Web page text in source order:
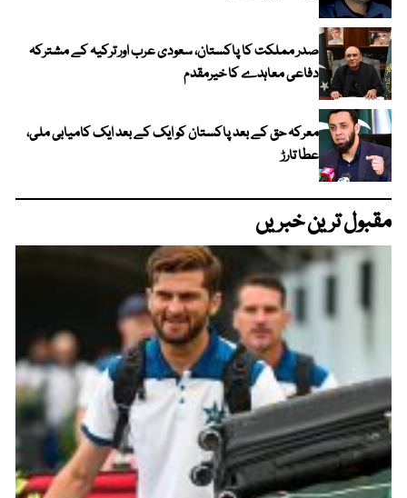
صدر مملکت کا پاکستان، سعودی عرب اور ترکیہ کے مشترکہ
دفاعی معاہدے کا خیرمقدم
معرکہ حق کے بعد پاکستان کو ایک کے بعد ایک کامیابی ملی،
عطا تارڑ
مقبول ترین خبریں